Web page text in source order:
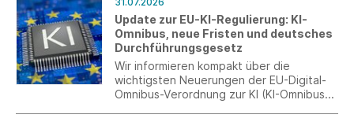
Update zur EU-KI-Regulierung: KI-
Omnibus, neue Fristen und deutsches
Durchführungsgesetz
Wir informieren kompakt über die
wichtigsten Neuerungen der EU-Digital-
Omnibus-Verordnung zur KI (KI-Omnibus)